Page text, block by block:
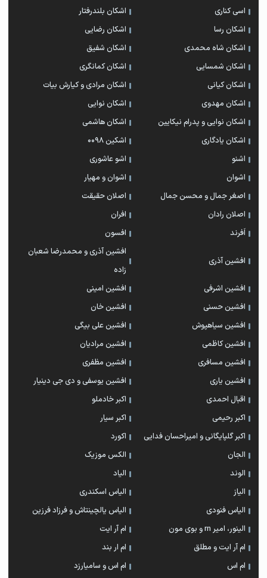
اسی کناری
اشکان بلندرفتار
اشکان رسا
اشکان رضایی
اشکان شاه محمدی
اشکان شفیق
اشکان شمسایی
اشکان‌ کمانگری
اشکان کیانی
اشکان مرادی و کیارش بیات
اشکان مهدوی
اشکان نوایی
اشکان نوایی و پدرام نیکایین
اشکان هاشمی
اشکان یادگاری
اشکین ۰۰۹۸
اشنو
اشو عاشوری
اشوان
اشوان و مهیار
اصغر جمال و محسن جمال
اصلان حقیقت
اصلان رادان
افران
اَفرند
افسون
افشین آذری
افشین آذری و محمدرضا شعبان
زاده
افشین اشرفی
افشین امینی
افشین حسنی
افشین خان
افشین سیاهپوش
افشین علی بیگی
افشین کاظمی
افشین مرادیان
افشین مسافری
افشین مظفری
افشین یاری
افشین یوسفی و دی جی دینیار
اقبال احمدی
اکبر خادملو
اکبر رحیمی
اکبر سیار
اکبر گلپایگانی و امیراحسان فدایی
اکورد
الجان
الکس موزیک
الوند
الیاد
الیاز
الیاس اسکندری
الیاس فنودی
الیاس یالچینتاش و فرزاد فرزین
الینور، امیر rn و بوی مون
ام آر ایت
ام آر ایت و مطلق
ام‌ ار بند
ام اس
ام اس و سامیارزد